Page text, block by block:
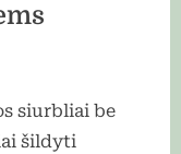
siurbliai be
šildyti